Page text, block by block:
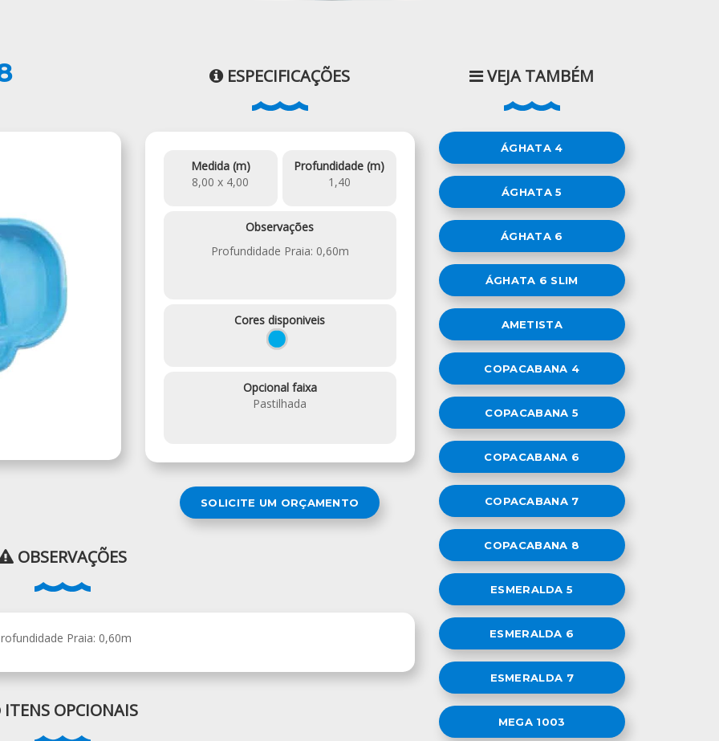
ESPECIFICAÇÕES
Medida (m)
8,00 x 4,00
Profundidade (m)
1,40
Observações
Profundidade Praia: 0,60m
Cores disponiveis
Opcional faixa
Pastilhada
SOLICITE UM ORÇAMENTO
OBSERVAÇÕES
Praia: 0,60m
ITENS OPCIONAIS
VEJA TAMBÉM
ÁGHATA 4
ÁGHATA 5
ÁGHATA 6
ÁGHATA 6 SLIM
AMETISTA
COPACABANA 4
COPACABANA 5
COPACABANA 6
COPACABANA 7
COPACABANA 8
ESMERALDA 5
ESMERALDA 6
ESMERALDA 7
MEGA 1003